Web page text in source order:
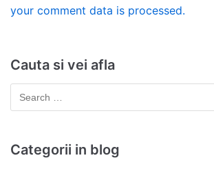
your comment data is processed.
Cauta si vei afla
Categorii in blog